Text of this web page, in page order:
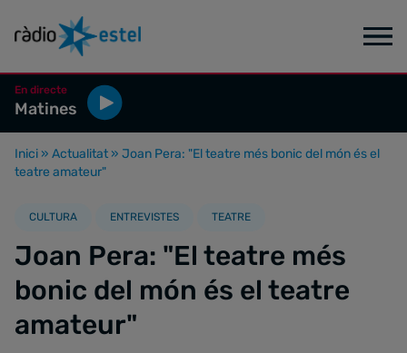
En directe
Matines
Inici » Actualitat » Joan Pera: "El teatre més bonic del món és el
teatre amateur"
CULTURA ENTREVISTES TEATRE
Joan Pera: "El teatre més
bonic del món és el teatre
amateur"